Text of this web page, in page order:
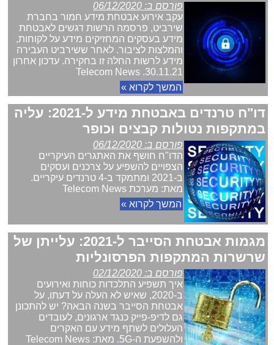
פורסם ב: 06/12/2020
עקב אירוע אבטחת מידע חמור בחברת
שירביט, פרסמה הרשות דגשים לאבטחת
מידע בעסקים המחזיקים מידע על לקוחות,
והמלצות לציבור. לאחר ששירביט העבירה
מידע לרשות החלה זו בחקירה. עדכון אחרון
30.11.21. Telecom News
המשך לקרוא »
דו"ח טרנדים באבטחת מידע ל-2021: עליה
במתקפות נטולות קבצים וכופר
פורסם ב: 06/12/2020
הדו"ח חושף את האתגרים העיקריים
הצפויים להשפיע על צרכנים ועסקים
ב-2021 ומתמקד ב-4 טרנדים עיקריים.
מאת: מערכת Telecom News
המשך לקרוא »
מגמות אבטחת הסייבר ל-2021: עלייתן של
שרשרות המתקפות הפרסונליות
פורסם ב: 02/12/2020
איך תשפיע התלכדות כוחות ואירועים
ב-2020, שאיש לא העלה על דעתו, על
אבטחת הסייבר בשנה הבאה? יש להתכונן
גם לדיפ-פייק כנגד ארגונים, לעובדים
העלולים לשתף מידע עם האקרים
ולהשפעת ה-5G. מאת: Telecom News